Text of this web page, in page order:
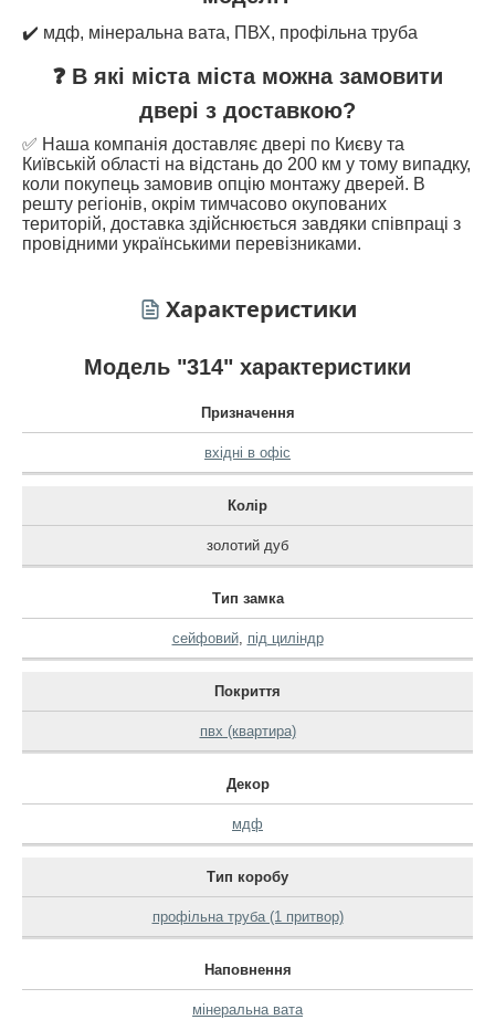
✔️ мдф, мінеральна вата, ПВХ, профільна труба
❓ В які міста міста можна замовити
двері з доставкою?
✅ Наша компанія доставляє двері по Києву та
Київській області на відстань до 200 км у тому випадку,
коли покупець замовив опцію монтажу дверей. В
решту регіонів, окрім тимчасово окупованих
територій, доставка здійснюється завдяки співпраці з
провідними українськими перевізниками.
Характеристики
Модель "314" характеристики
Призначення
вхідні в офіс
Колір
золотий дуб
Тип замка
сейфовий, під циліндр
Покриття
пвх (квартира)
Декор
мдф
Тип коробу
профільна труба (1 притвор)
Наповнення
мінеральна вата